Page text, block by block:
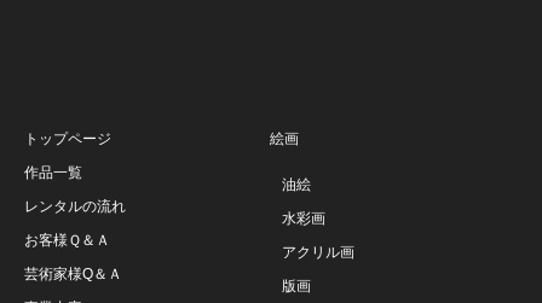
トップページ
作品一覧
レンタルの流れ
お客様Ｑ＆Ａ
芸術家様Q＆Ａ
絵画
油絵
水彩画
アクリル画
版画